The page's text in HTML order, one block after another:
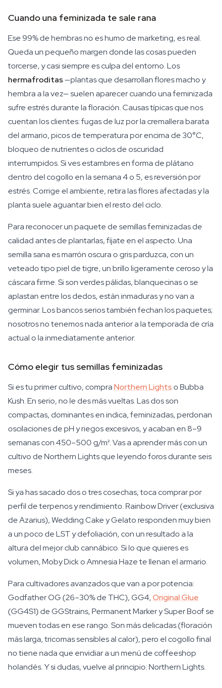
Cuando una feminizada te sale rana
Ese 99% de hembras no es humo de marketing, es real.
Queda un pequeño margen donde las cosas pueden
torcerse, y casi siempre es culpa del entorno. Los
hermafroditas—plantas que desarrollan flores macho y
hembra a la vez— suelen aparecer cuando una feminizada
sufre estrés durante la floración. Causas típicas que nos
cuentan los clientes: fugas de luz por la cremallera barata
del armario, picos de temperatura por encima de 30°C,
bloqueo de nutrientes o ciclos de oscuridad
interrumpidos. Si ves estambres en forma de plátano
dentro del cogollo en la semana 4 o 5, es reversión por
estrés. Corrige el ambiente, retira las flores afectadas y la
planta suele aguantar bien el resto del ciclo.
Para reconocer un paquete de semillas feminizadas de
calidad antes de plantarlas, fíjate en el aspecto. Una
semilla sana es marrón oscura o gris parduzca, con un
veteado tipo piel de tigre, un brillo ligeramente ceroso y la
cáscara firme. Si son verdes pálidas, blanquecinas o se
aplastan entre los dedos, están inmaduras y no van a
germinar. Los bancos serios también fechan los paquetes;
nosotros no tenemos nada anterior a la temporada de cría
actual o la inmediatamente anterior.
Cómo elegir tus semillas feminizadas
Si es tu primer cultivo, compraNorthern Lights o Bubba
Kush. En serio, no le des más vueltas. Las dos son
compactas, dominantes en indica, feminizadas, perdonan
oscilaciones de pH y riegos excesivos, y acaban en 8–9
semanas con 450–500 g/m². Vas a aprender más con un
cultivo de Northern Lights que leyendo foros durante seis
meses.
Si ya has sacado dos o tres cosechas, toca comprar por
perfil de terpenos y rendimiento. Rainbow Driver (exclusiva
de Azarius), Wedding Cake y Gelato responden muy bien
a un poco de LST y defoliación, con un resultado a la
altura del mejor club cannábico. Si lo que quieres es
volumen, Moby Dick o Amnesia Haze te llenan el armario.
Para cultivadores avanzados que van a por potencia:
Godfather OG (26–30% de THC), GG4,Original Glue
(GG4S1) de GGStrains, Permanent Marker y Super Boof se
mueven todas en ese rango. Son más delicadas (floración
más larga, tricomas sensibles al calor), pero el cogollo final
no tiene nada que envidiar a un menú de coffeeshop
holandés. Y si dudas, vuelve al principio: Northern Lights.